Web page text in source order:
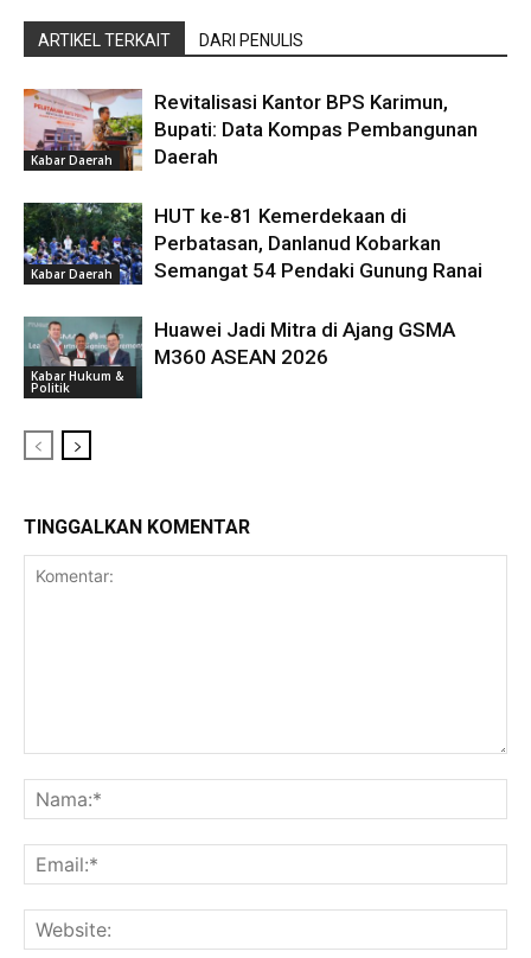
ARTIKEL TERKAIT DARI PENULIS
Kabar Daerah
Revitalisasi Kantor BPS Karimun,
Bupati: Data Kompas Pembangunan
Daerah
Kabar Daerah
HUT ke-81 Kemerdekaan di
Perbatasan, Danlanud Kobarkan
Semangat 54 Pendaki Gunung Ranai
Kabar Hukum &
Politik
Huawei Jadi Mitra di Ajang GSMA
M360 ASEAN 2026
TINGGALKAN KOMENTAR